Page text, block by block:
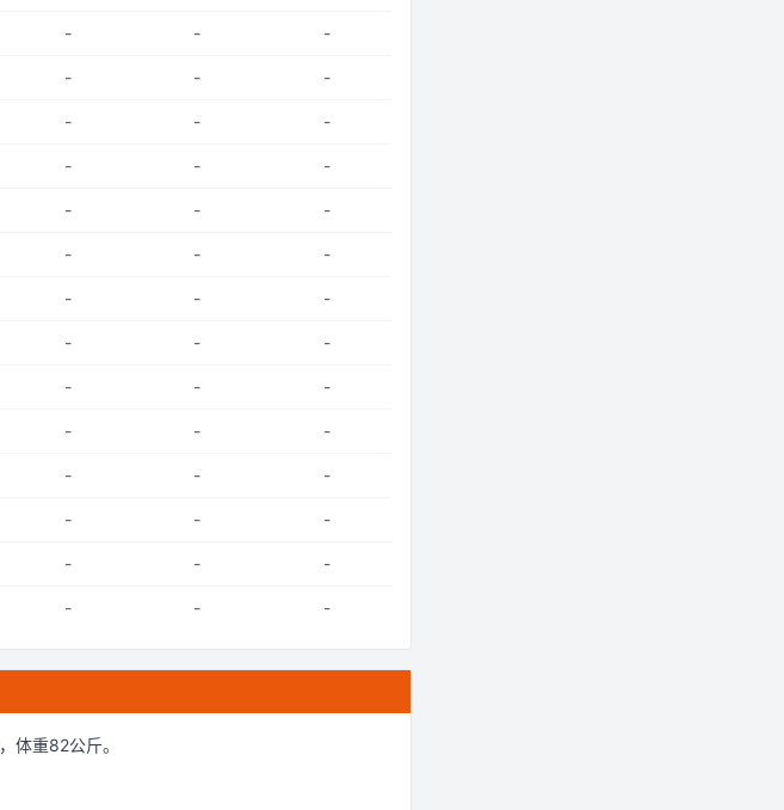
- - -
- - -
- - -
- - -
- - -
- - -
- - -
- - -
- - -
- - -
- - -
- - -
- - -
- - -
，体重82公斤。